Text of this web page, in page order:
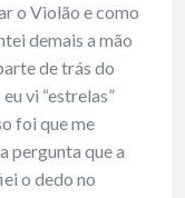
o Violão e como
demais a mão
de trás do
vi “estrelas”
foi que me
pergunta que a
o dedo no